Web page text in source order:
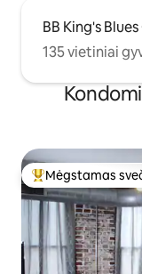
BB King's
135 vietiniai
Svečių
Mėgstamas